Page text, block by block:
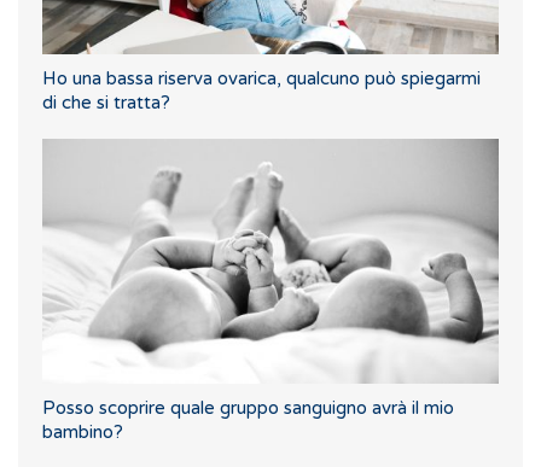
Ho una bassa riserva ovarica, qualcuno può spiegarmi
di che si tratta?
Posso scoprire quale gruppo sanguigno avrà il mio
bambino?